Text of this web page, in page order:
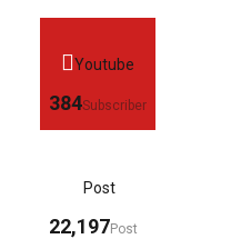
Youtube
384Subscriber
Post
22,197Post